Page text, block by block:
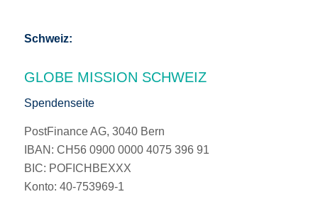
Schweiz:
GLOBE MISSION SCHWEIZ
Spendenseite
PostFinance AG, 3040 Bern
IBAN: CH56 0900 0000 4075 396 91
BIC: POFICHBEXXX
Konto: 40-753969-1